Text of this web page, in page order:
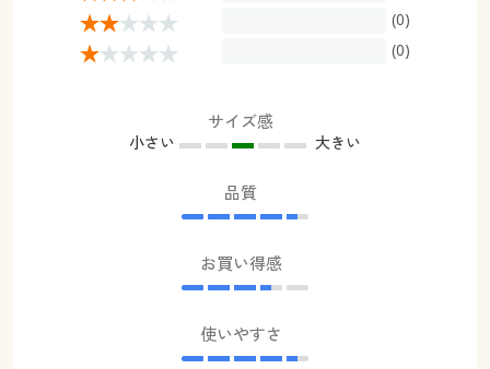
(0)
(0)
サイズ感
小さい 大きい
品質
お買い得感
使いやすさ